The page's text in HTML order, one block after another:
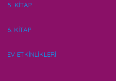
5. KİTAP
6. KİTAP
EV ETKİNLİKLERİ